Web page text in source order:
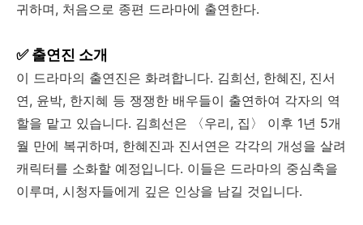
귀하며, 처음으로 종편 드라마에 출연한다.
✅ 출연진 소개
이 드라마의 출연진은 화려합니다. 김희선, 한혜진, 진서
연, 윤박, 한지혜 등 쟁쟁한 배우들이 출연하여 각자의 역
할을 맡고 있습니다. 김희선은 〈우리, 집〉 이후 1년 5개
월 만에 복귀하며, 한혜진과 진서연은 각각의 개성을 살려
캐릭터를 소화할 예정입니다. 이들은 드라마의 중심축을
이루며, 시청자들에게 깊은 인상을 남길 것입니다.